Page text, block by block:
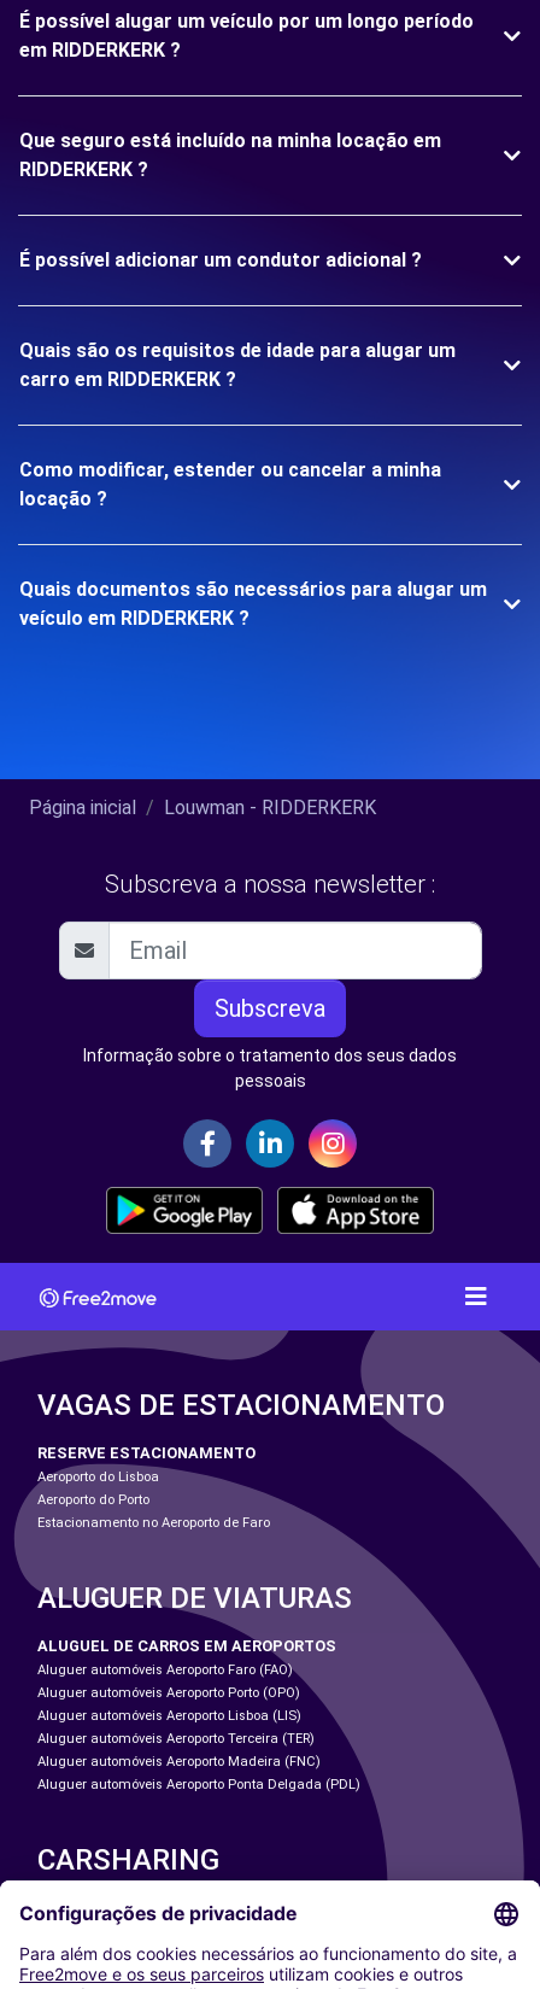
É possível alugar um veículo por um longo período
em RIDDERKERK ?
Que seguro está incluído na minha locação em
RIDDERKERK ?
É possível adicionar um condutor adicional ?
Quais são os requisitos de idade para alugar um
carro em RIDDERKERK ?
Como modificar, estender ou cancelar a minha
locação ?
Quais documentos são necessários para alugar um
veículo em RIDDERKERK ?
Página inicial Louwman - RIDDERKERK
Subscreva a nossa newsletter :
Subscreva
Informação sobre o tratamento dos seus dados
pessoais
VAGAS DE ESTACIONAMENTO
RESERVE ESTACIONAMENTO
Aeroporto do Lisboa
Aeroporto do Porto
Estacionamento no Aeroporto de Faro
ALUGUER DE VIATURAS
ALUGUEL DE CARROS EM AEROPORTOS
Aluguer automóveis Aeroporto Faro (FAO)
Aluguer automóveis Aeroporto Porto (OPO)
Aluguer automóveis Aeroporto Lisboa (LIS)
Aluguer automóveis Aeroporto Terceira (TER)
Aluguer automóveis Aeroporto Madeira (FNC)
Aluguer automóveis Aeroporto Ponta Delgada (PDL)
CARSHARING
NOSSAS CIDADES
Washington DC
Milan